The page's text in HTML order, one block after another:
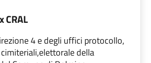
CRAL
4 e degli uffici protocollo,
della